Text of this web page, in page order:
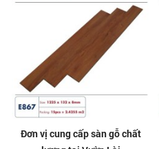
Đơn vị cung cấp sàn gỗ chất